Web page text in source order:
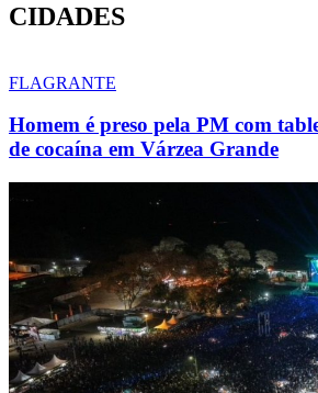
CIDADES
FLAGRANTE
Homem é preso pela PM com
de cocaína em Várzea Grande